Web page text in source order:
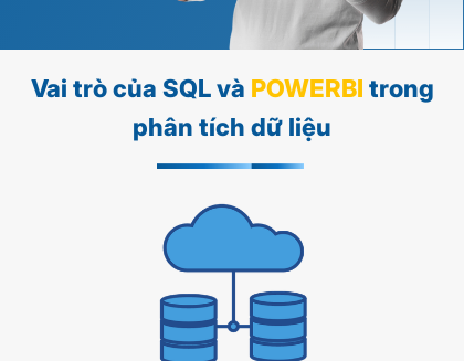
Vai trò của SQL và POWERBI trong
phân tích dữ liệu